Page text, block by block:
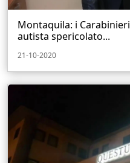
Montaquila: i
autista spericolato...
21-10-2020